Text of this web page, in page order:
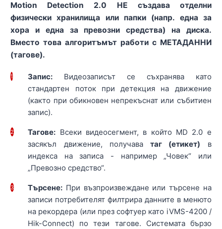
Motion Detection 2.0 НЕ създава отделни
физически хранилища или папки (напр. една за
хора и една за превозни средства) на диска.
Вместо това алгоритъмът работи с МЕТАДАННИ
(тагове).
1 Запис: Видеозаписът се съхранява като
стандартен поток при детекция на движение
(както при обикновен непрекъснат или събитиен
запис).
2 Тагове: Всеки видеосегмент, в който MD 2.0 е
засякъл движение, получаватаг (етикет) в
индекса на записа - например „Човек“ или
„Превозно средство“.
3 Търсене: При възпроизвеждане или търсене на
записи потребителят филтрира данните в менюто
на рекордера (или през софтуер като iVMS-4200 /
Hik-Connect) по тези тагове. Системата бързо